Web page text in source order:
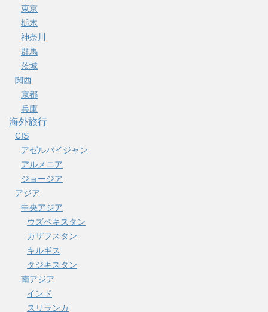
東京
栃木
神奈川
群馬
茨城
関西
京都
兵庫
海外旅行
CIS
アゼルバイジャン
アルメニア
ジョージア
アジア
中央アジア
ウズベキスタン
カザフスタン
キルギス
タジキスタン
南アジア
インド
スリランカ